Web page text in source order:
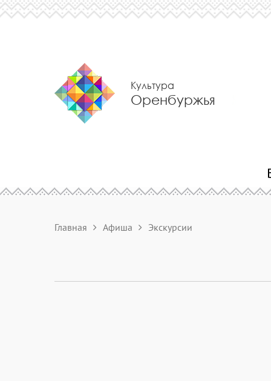
Культура
Оренбуржья
Главная Афиша Экскурсии